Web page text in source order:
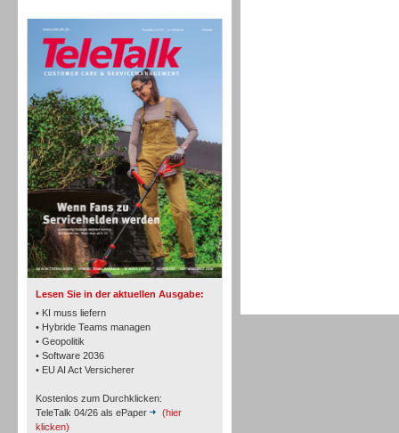
Lesen Sie in der aktuellen Ausgabe:
• KI muss liefern
• Hybride Teams managen
• Geopolitik
• Software 2036
• EU AI Act Versicherer
Kostenlos zum Durchklicken:
TeleTalk 04/26 als ePaper
(hier
klicken)
TK- und ACD-Systeme
Workforce-Management